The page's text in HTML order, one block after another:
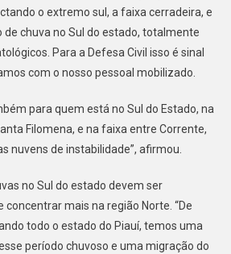
o extremo sul, a faixa cerradeira, e
de chuva no Sul do estado, totalmente
Para a Defesa Civil isso é sinal
com o nosso pessoal mobilizado.
para quem está no Sul do Estado, na
Filomena, e na faixa entre Corrente,
nuvens de instabilidade”, afirmou.
no Sul do estado devem ser
concentrar mais na região Norte. “De
todo o estado do Piauí, temos uma
período chuvoso e uma migração do